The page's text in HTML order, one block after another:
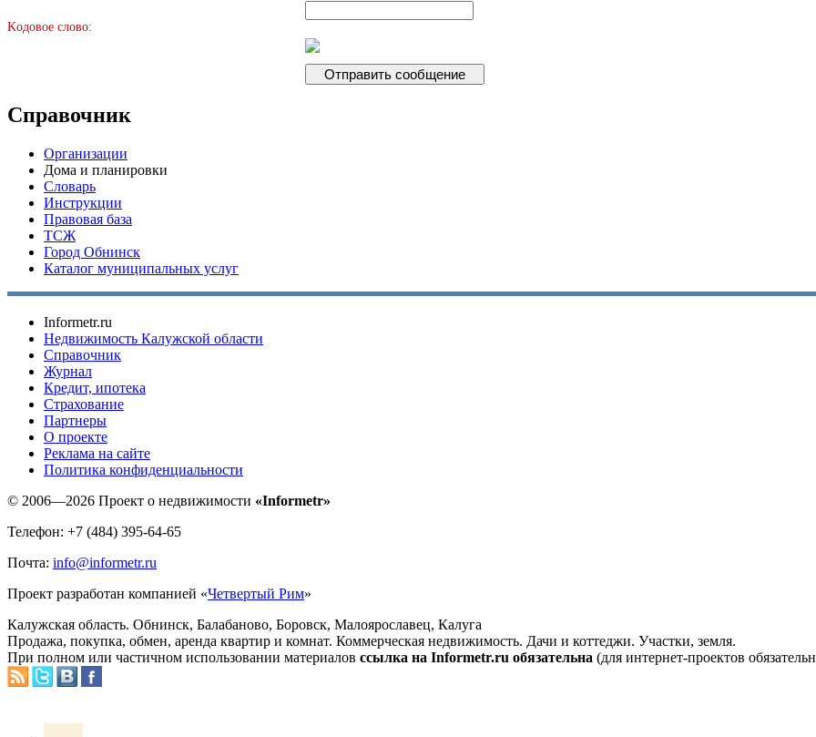
Kодовое слово:
Справочник
Организации
Дома и планировки
Словарь
Инструкции
Правовая база
ТСЖ
Город Обнинск
Каталог муниципальных услуг
Informetr.ru
Недвижимость Калужской области
Справочник
Журнал
Кредит, ипотека
Страхование
Партнеры
O проекте
Реклама на сайте
Политика конфиденциальности
© 2006—2026 Проект о недвижимости «Informetr»
Телефон: +7 (484) 395-64-65
Почта: info@informetr.ru
Проект разработан компанией «Четвертый Рим»
Калужская область. Обнинск, Балабаново, Боровск, Малоярославец, Калуга
Продажа, покупка, обмен, аренда квартир и комнат. Коммерческая недвижимость. Дачи и коттеджи. Участки, земля.
При полном или частичном использовании материалов ссылка на Informetr.ru обязательна (для интернет-проектов